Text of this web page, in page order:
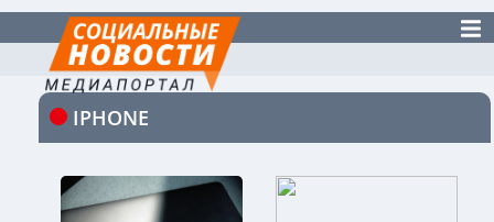
IPHONE